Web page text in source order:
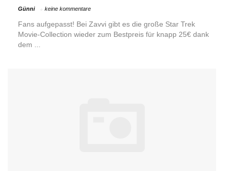
Günni keine kommentare
Fans aufgepasst! Bei Zavvi gibt es die große Star Trek
Movie-Collection wieder zum Bestpreis für knapp 25€ dank
dem ...